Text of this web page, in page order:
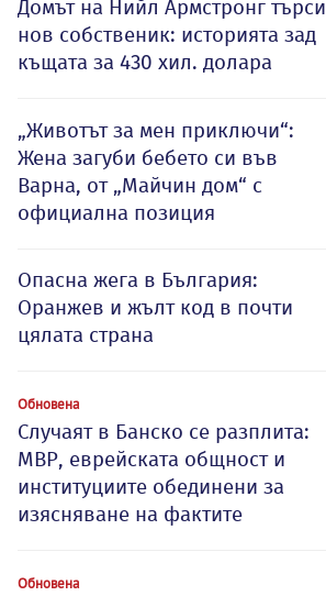
Домът на Нийл Армстронг търси
нов собственик: историята зад
къщата за 430 хил. долара
„Животът за мен приключи“:
Жена загуби бебето си във
Варна, от „Майчин дом“ с
официална позиция
Опасна жега в България:
Оранжев и жълт код в почти
цялата страна
Обновена
Случаят в Банско се разплита:
МВР, еврейската общност и
институциите обединени за
изясняване на фактите
Обновена